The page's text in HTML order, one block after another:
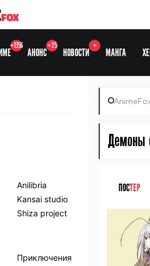
FOX
+1356
АНОНС
+25
НОВОСТИ
+
МАНГА
Демоны
ПОСТЕР
Anilibria
Kansai studio
Shiza project
Приключения